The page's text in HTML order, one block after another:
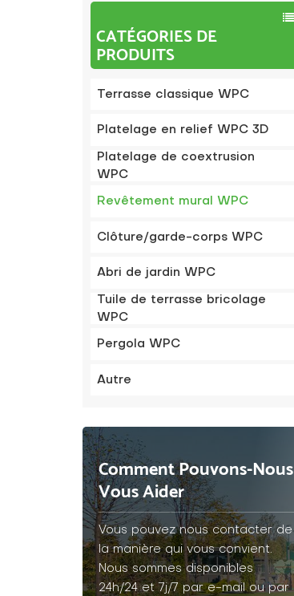
CATÉGORIES DE
PRODUITS
Terrasse classique WPC
Platelage en relief WPC 3D
Platelage de coextrusion
WPC
Revêtement mural WPC
Clôture/garde-corps WPC
Abri de jardin WPC
Tuile de terrasse bricolage
WPC
Pergola WPC
Autre
Comment Pouvons-Nous
Vous Aider
Vous pouvez nous contacter de
la manière qui vous convient.
Nous sommes disponibles
24h/24 et 7j/7 par e-mail ou par